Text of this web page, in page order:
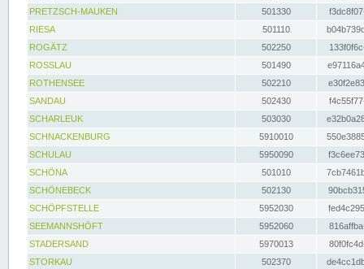
PRETZSCH-MAUKEN
501330
RIESA
501110
ROGÄTZ
502250
ROSSLAU
501490
ROTHENSEE
502210
SANDAU
502430
SCHARLEUK
503030
SCHNACKENBURG
5910010
SCHULAU
5950090
SCHÖNA
501010
SCHÖNEBECK
502130
SCHÖPFSTELLE
5952030
SEEMANNSHÖFT
5952060
STADERSAND
5970013
STORKAU
502370